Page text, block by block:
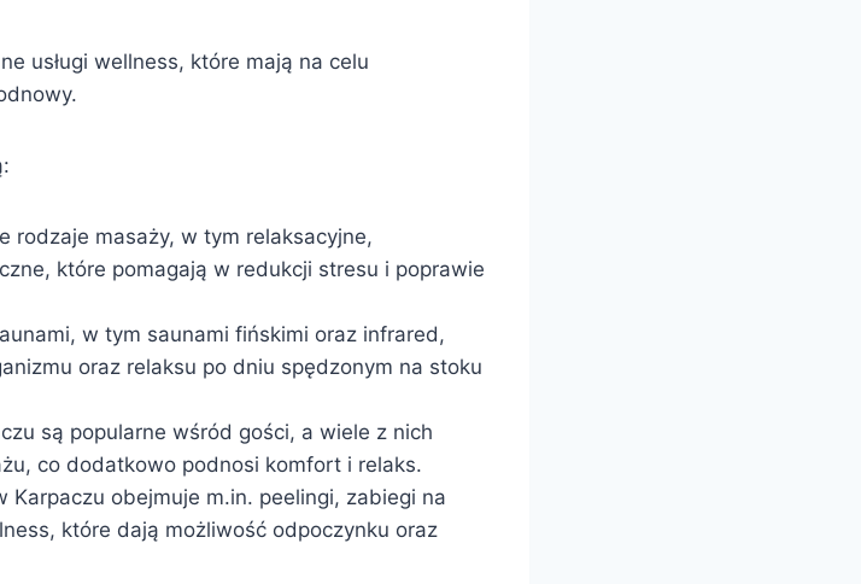
usługi wellness, które mają na celu
rodzaje masaży, w tym relaksacyjne,
które pomagają w redukcji stresu i poprawie
w tym saunami fińskimi oraz infrared,
oraz relaksu po dniu spędzonym na stoku
są popularne wśród gości, a wiele z nich
co dodatkowo podnosi komfort i relaks.
Karpaczu obejmuje m.in. peelingi, zabiegi na
które dają możliwość odpoczynku oraz